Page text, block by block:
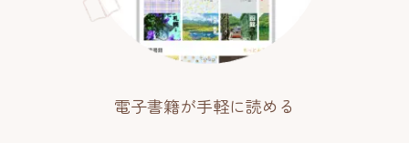
電子書籍が手軽に読める